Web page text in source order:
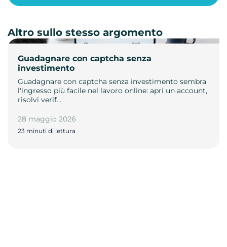
Guadagnare con captcha senza
investimento
Guadagnare con captcha senza investimento sembra
l'ingresso più facile nel lavoro online: apri un account,
risolvi verif…
28 maggio 2026
23 minuti di lettura
Altro sullo stesso argomento